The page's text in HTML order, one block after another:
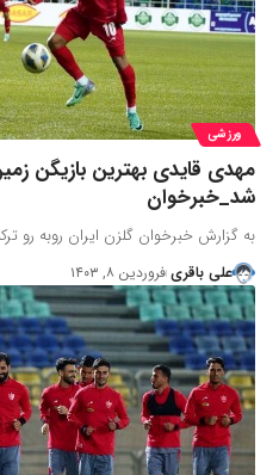
ورزشی
مهدی قایدی بهترین بازیگن
شد_خبرخوان
به گزارش خبرخوان گلزن ایران روبه رو
علی باقری فروردین ۸, ۱۴۰۳